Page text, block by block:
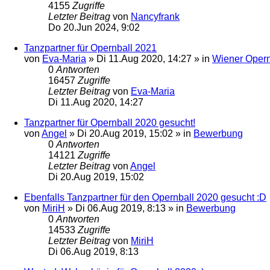
4155 Zugriffe
Letzter Beitrag von Nancyfrank
Do 20.Jun 2024, 9:02
Tanzpartner für Opernball 2021
von Eva-Maria » Di 11.Aug 2020, 14:27 » in Wiener
0 Antworten
16457 Zugriffe
Letzter Beitrag von Eva-Maria
Di 11.Aug 2020, 14:27
Tanzpartner für Opernball 2020 gesucht!
von Angel » Di 20.Aug 2019, 15:02 » in Bewerbung
0 Antworten
14121 Zugriffe
Letzter Beitrag von Angel
Di 20.Aug 2019, 15:02
Ebenfalls Tanzpartner für den Opernball 2020 gesucht :D
von MiriH » Di 06.Aug 2019, 8:13 » in Bewerbung
0 Antworten
14533 Zugriffe
Letzter Beitrag von MiriH
Di 06.Aug 2019, 8:13